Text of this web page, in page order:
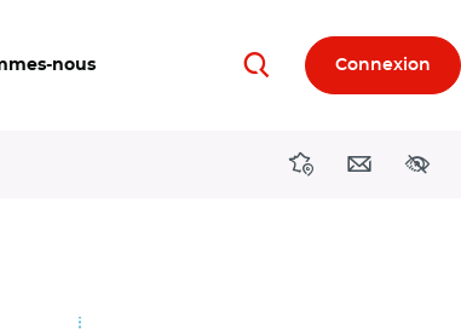
nous RechercherConnexion
DirectionsContact